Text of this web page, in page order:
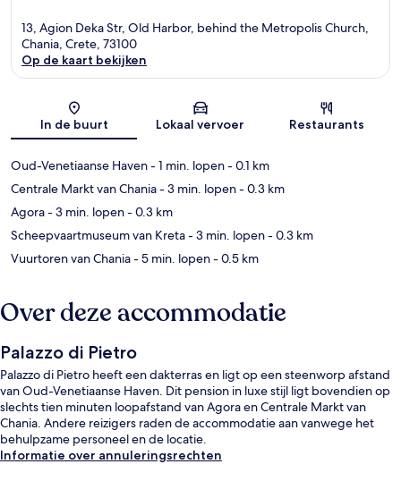
13, Agion Deka Str, Old Harbor, behind the Metropolis Church,
Chania, Crete, 73100
Op de kaart bekijken
In de buurt Lokaal vervoer Restaurants
Oud-Venetiaanse Haven- 1 min. lopen- 0.1 km
Centrale Markt van Chania- 3 min. lopen- 0.3 km
Agora- 3 min. lopen- 0.3 km
Scheepvaartmuseum van Kreta- 3 min. lopen- 0.3 km
Vuurtoren van Chania- 5 min. lopen- 0.5 km
Over deze accommodatie
Palazzo di Pietro
Palazzo di Pietro heeft een dakterras en ligt op een steenworp afstand
van Oud-Venetiaanse Haven. Dit pension in luxe stijl ligt bovendien op
slechts tien minuten loopafstand van Agora en Centrale Markt van
Chania. Andere reizigers raden de accommodatie aan vanwege het
behulpzame personeel en de locatie.
Informatie over annuleringsrechten